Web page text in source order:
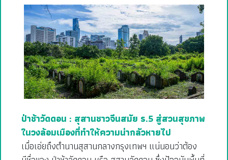
ป่าช้าวัดดอน : สุสานชาวจีนสมัย ร.5 สู่สวนสุขภาพ
ในวงล้อมเมืองที่ทำให้ความน่ากลัวหายไป
เมื่อเอ่ยถึงตำนานสุสานกลางกรุงเทพฯ แน่นอนว่าต้อง